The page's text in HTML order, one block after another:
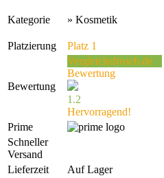
Kategorie » Kosmetik
Platzierung Platz 1
Bewertung
Vergleichsfrosch.de
Bewertung
1.2
Hervorragend!
Prime
Schneller
Versand
Lieferzeit
Auf Lager